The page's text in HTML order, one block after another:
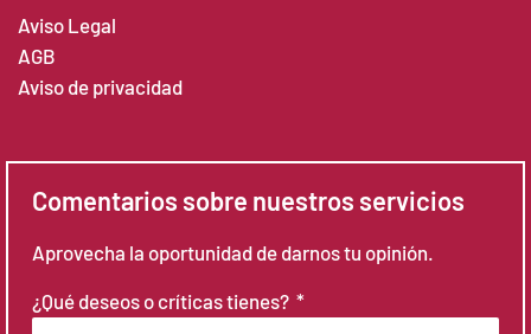
Aviso Legal
AGB
Aviso de privacidad
Comentarios sobre nuestros servicios
Aprovecha la oportunidad de darnos tu opinión.
¿Qué deseos o críticas tienes?